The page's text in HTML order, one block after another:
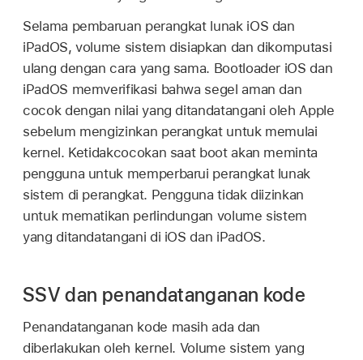
Selama pembaruan perangkat lunak iOS dan
iPadOS, volume sistem disiapkan dan dikomputasi
ulang dengan cara yang sama. Bootloader iOS dan
iPadOS memverifikasi bahwa segel aman dan
cocok dengan nilai yang ditandatangani oleh Apple
sebelum mengizinkan perangkat untuk memulai
kernel. Ketidakcocokan saat boot akan meminta
pengguna untuk memperbarui perangkat lunak
sistem di perangkat. Pengguna tidak diizinkan
untuk mematikan perlindungan volume sistem
yang ditandatangani di iOS dan iPadOS.
SSV dan penandatanganan kode
Penandatanganan kode masih ada dan
diberlakukan oleh kernel. Volume sistem yang